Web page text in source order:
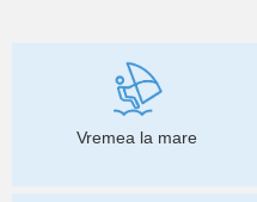
Vremea la mare